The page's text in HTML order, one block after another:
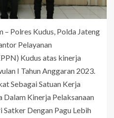
– Polres Kudus, Polda Jateng
Pelayanan
Kudus atas kinerja
I Tahun Anggaran 2023.
Sebagai Satuan Kerja
Kinerja Pelaksanaan
Dengan Pagu Lebih